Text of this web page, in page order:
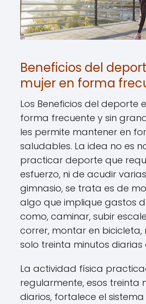
Beneficios del
mujer en forma
Los Beneficios del deporte
forma frecuente y sin
les permite mantener en
saludables. La idea no es
practicar deporte que
esfuerzo, ni de acudir
gimnasio, se trata es de
algo que implique gastos
como, caminar, subir
correr, montar en bicicleta,
solo treinta minutos diarias
La actividad física
regularmente, esos treinta
diarios, fortalece el sistema